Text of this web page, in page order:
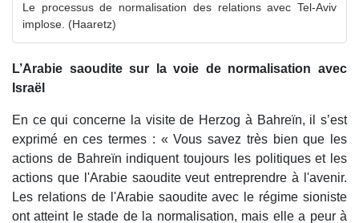
Le processus de normalisation des relations avec Tel-Aviv
implose. (Haaretz)
L’Arabie saoudite sur la voie de normalisation avec
Israël
En ce qui concerne la visite de Herzog à Bahreïn, il s’est
exprimé en ces termes : « Vous savez très bien que les
actions de Bahreïn indiquent toujours les politiques et les
actions que l'Arabie saoudite veut entreprendre à l'avenir.
Les relations de l'Arabie saoudite avec le régime sioniste
ont atteint le stade de la normalisation, mais elle a peur à